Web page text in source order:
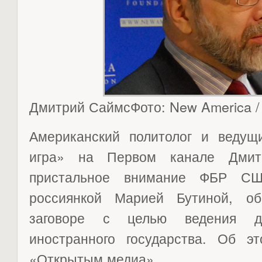
Дмитрий СаймсФото: New America
Американский политолог и
игра» на Первом канале
пристальное внимание ФБР
россиянкой Марией Бутиной,
заговоре с целью ведения
иностранного государства. Об